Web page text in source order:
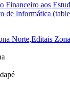
aos
de Informática
Norte,Editais